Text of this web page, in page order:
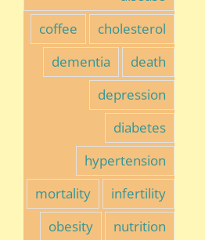
cholesterol
coffee
death
dementia
depression
diabetes
hypertension
infertility
mortality
nutrition
obesity